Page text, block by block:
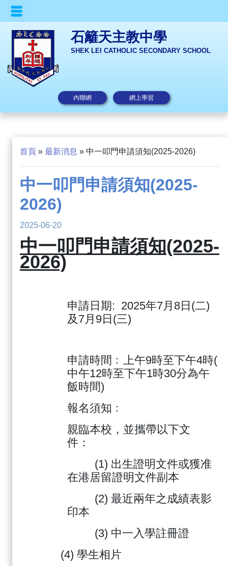
石籬天主教中學
SHEK LEI CATHOLIC SECONDARY SCHOOL
內聯網 網上學習
首頁 » 最新消息 » 中一叩門申請須知(2025-2026)
中一叩門申請須知(2025-
2026)
2025-06-20
中一叩門申請須知(2025-
2026)
申請日期: 2025年7月8日(二)
及7月9日(三)
申請時間﹕上午9時至下午4時(
中午12時至下午1時30分為午
飯時間)
報名須知﹕
親臨本校，並攜帶以下文
件：
(1) 出生證明文件或獲准
在港居留證明文件副本
(2) 最近兩年之成績表影
印本
(3) 中一入學註冊證
(4) 學生相片